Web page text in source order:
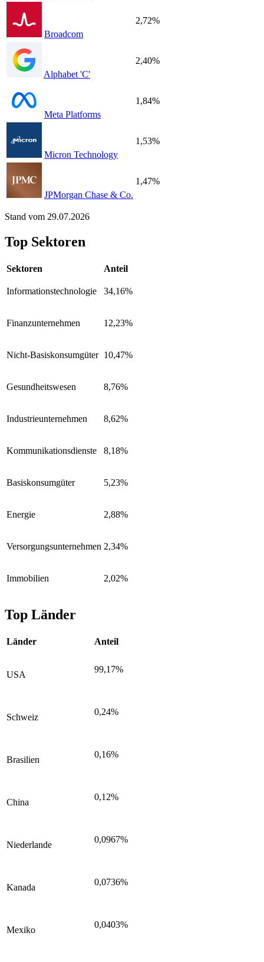
Broadcom
2,72%
Alphabet 'C'
2,40%
Meta Platforms
1,84%
Micron Technology
1,53%
JPMorgan Chase & Co.
1,47%
Stand vom 29.07.2026
Top Sektoren
Sektoren Anteil
Informationstechnologie 34,16%
Finanzunternehmen 12,23%
Nicht-Basiskonsumgüter 10,47%
Gesundheitswesen 8,76%
Industrieunternehmen 8,62%
Kommunikationsdienste 8,18%
Basiskonsumgüter 5,23%
Energie 2,88%
Versorgungsunternehmen 2,34%
Immobilien 2,02%
Top Länder
Länder Anteil
USA
99,17%
Schweiz
0,24%
Brasilien
0,16%
China
0,12%
Niederlande
0,0967%
Kanada
0,0736%
Mexiko
0,0403%